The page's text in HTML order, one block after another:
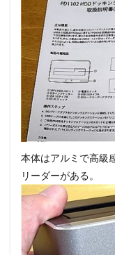
本体はアルミで高級
リーダーがある。